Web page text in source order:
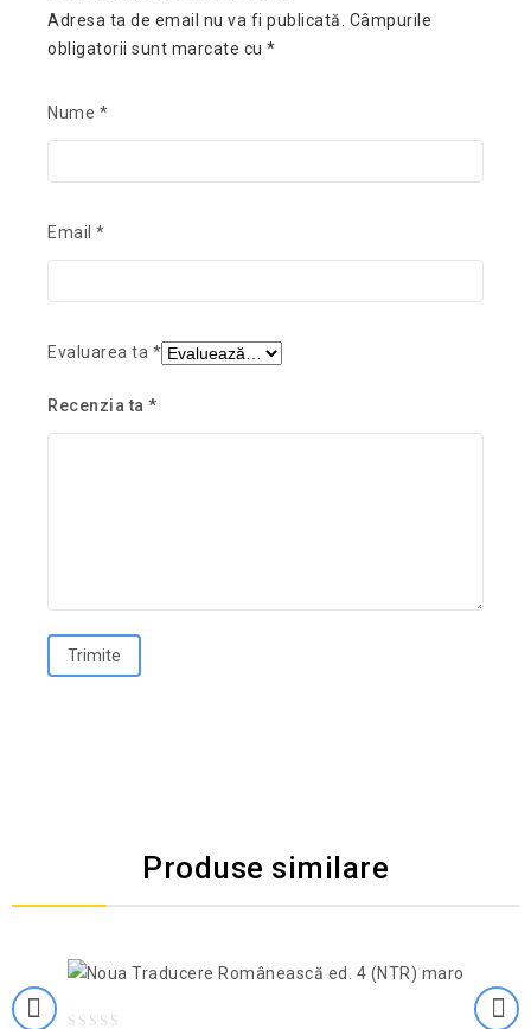
Adresa ta de email nu va fi publicată. Câmpurile
obligatorii sunt marcate cu*
Nume *
Email*
Evaluarea ta *
Recenzia ta*
Produse similare